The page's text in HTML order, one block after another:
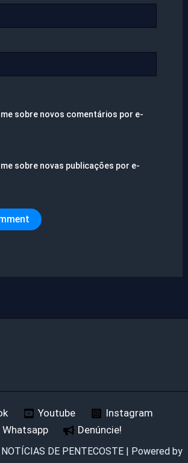
sobre novos comentários por e-
sobre novas publicações por e-
Youtube
Instagram
Whatsapp
Denúncie!
DE PENTECOSTE | Powered by